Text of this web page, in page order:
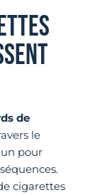
de
le
pour
cigarettes